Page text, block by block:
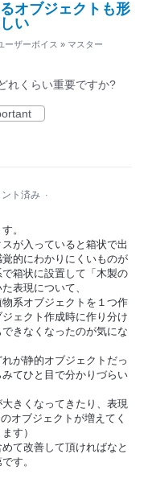
オブジェクトも形
い
ーザーボイス » マスター
れくらい重要ですか?
ト済み ·
。
が入っていると箱状で出
的にわかりにくいものが
箱状に設置して「木製の
表現について、
系オブジェクトを１つ作
ェクト作成時に作り分け
きなくなったのが気にな
が静的オブジェクトだっ
てひと目で分かりづらい
大きくなってきたり、表現
オブジェクトが増えてく
す）
て改善して頂ければなと
す。